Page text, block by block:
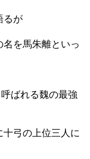
るが
を馬朱離といっ
ばれる魏の最強
弓の上位三人に